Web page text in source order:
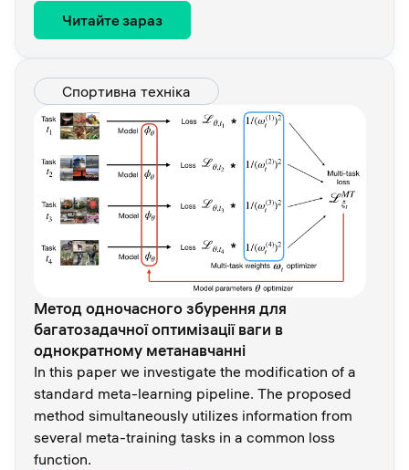
Читайте зараз
Спортивна техніка
Метод одночасного збурення для
багатозадачної оптимізації ваги в
однократному метанавчанні
In this paper we investigate the modification of a
standard meta-learning pipeline. The proposed
method simultaneously utilizes information from
several meta-training tasks in a common loss
function.